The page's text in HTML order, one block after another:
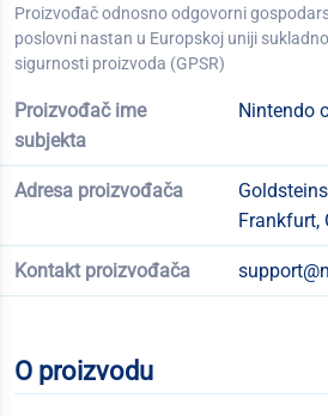
Proizvođač odnosno odgovorni
poslovni nastan u Europskoj uniji
sigurnosti proizvoda (GPSR)
Proizvođač ime
subjekta
Nintendo
Adresa proizvođača
Frankfurt,
Kontakt proizvođača
O proizvodu